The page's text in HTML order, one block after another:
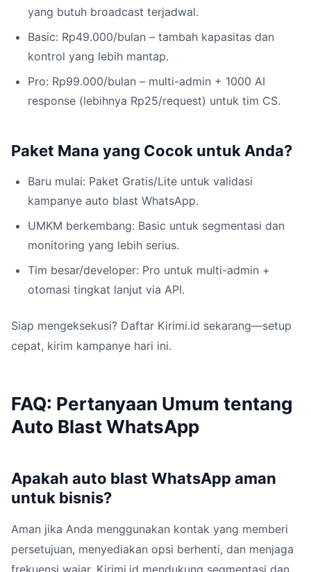
yang butuh broadcast terjadwal.
Basic: Rp49.000/bulan – tambah kapasitas dan
kontrol yang lebih mantap.
Pro: Rp99.000/bulan – multi-admin + 1000 AI
response (lebihnya Rp25/request) untuk tim CS.
Paket Mana yang Cocok untuk Anda?
Baru mulai: Paket Gratis/Lite untuk validasi
kampanye auto blast WhatsApp.
UMKM berkembang: Basic untuk segmentasi dan
monitoring yang lebih serius.
Tim besar/developer: Pro untuk multi-admin +
otomasi tingkat lanjut via API.
Siap mengeksekusi? Daftar Kirimi.id sekarang—setup
cepat, kirim kampanye hari ini.
FAQ: Pertanyaan Umum tentang
Auto Blast WhatsApp
Apakah auto blast WhatsApp aman
untuk bisnis?
Aman jika Anda menggunakan kontak yang memberi
persetujuan, menyediakan opsi berhenti, dan menjaga
frekuensi wajar. Kirimi.id mendukung segmentasi dan